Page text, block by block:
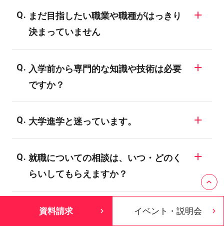
まだ目指したい職業や職種がはっきり
決まっていません
で、業界についての知識がない場合、明確
な目標を決められない学生も多いようで
す。バンタンでは業界の仕組みや現状、
様々な職種についてご説明する進路ガイダ
ンスを開催しています。興味のある業界に
ついては、ぜひ専門のスタッフにご相談し
てみてください。
入学前から専門的な知識や技術は必要
ですか？
験者や初心者です。全ての学科・専攻が未
経験者対応のカリキュラムになっており、
専門的な知識や技術は入学後にしっかり学
ぶことができます。
大学進学と迷っています。
の習得」により、自分の関心を深めていく
ことを目標としています。バンタンでは、
「現場実習やインターンシップ、企業・メ
ディアとの産学協同プロジェクト」など、
就職についての相談は、いつ・どのく
らいしてもらえますか？
希望される全ての在校生に、個別面談を実
施しています。内容としては、就職活動の3
資料請求 イベント・説明会